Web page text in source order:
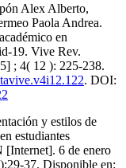
Alex Alberto,
Paola Andrea.
en
19. Vive Rev.
; 4( 12 ): 225-238.
. DOI:
y estilos de
estudiantes
[Internet]. 6 de enero
37. Disponible en: